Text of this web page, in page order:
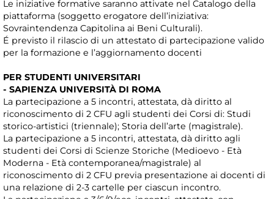
Le iniziative formative saranno attivate nel Catalogo della
piattaforma (soggetto erogatore dell’iniziativa:
Sovraintendenza Capitolina ai Beni Culturali).
É previsto il rilascio di un attestato di partecipazione valido
per la formazione e l’aggiornamento docenti
PER STUDENTI UNIVERSITARI
- SAPIENZA UNIVERSITÀ DI ROMA
La partecipazione a 5 incontri, attestata, dà diritto al
riconoscimento di 2 CFU agli studenti dei Corsi di: Studi
storico-artistici (triennale); Storia dell’arte (magistrale).
La partecipazione a 5 incontri, attestata, dà diritto agli
studenti dei Corsi di Scienze Storiche (Medioevo - Età
Moderna - Età contemporanea/magistrale) al
riconoscimento di 2 CFU previa presentazione ai docenti di
una relazione di 2-3 cartelle per ciascun incontro.